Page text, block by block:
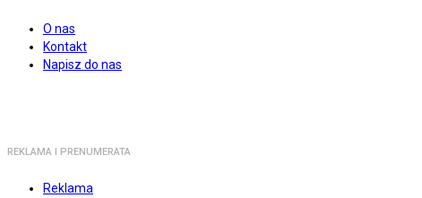
O nas
Kontakt
Napisz do nas
REKLAMA I PRENUMERATA
Reklama